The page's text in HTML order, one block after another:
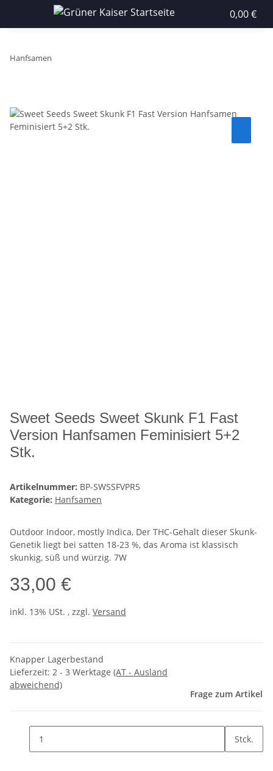
0,00 €
Hanfsamen
Sweet Seeds Sweet Skunk F1 Fast
Version Hanfsamen Feminisiert 5+2
Stk.
Artikelnummer: BP-SWSSFVPR5
Kategorie: Hanfsamen
Outdoor Indoor, mostly Indica, Der THC-Gehalt dieser Skunk-
Genetik liegt bei satten 18-23 %, das Aroma ist klassisch
skunkig, süß und würzig. 7W
33,00 €
inkl. 13% USt. , zzgl. Versand
Knapper Lagerbestand
Lieferzeit: 2 - 3 Werktage (AT - Ausland
abweichend)
Frage zum Artikel
Stck.